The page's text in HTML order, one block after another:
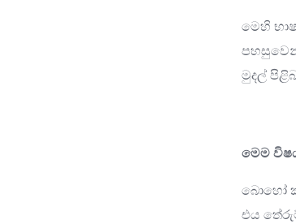
මෙහි
මුදල්
මෙම
බොහෝ
එය